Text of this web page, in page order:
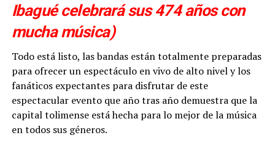
Ibagué celebrará sus 474 años con
mucha música)
Todo está listo, las bandas están totalmente preparadas
para ofrecer un espectáculo en vivo de alto nivel y los
fanáticos expectantes para disfrutar de este
espectacular evento que año tras año demuestra que la
capital tolimense está hecha para lo mejor de la música
en todos sus géneros.